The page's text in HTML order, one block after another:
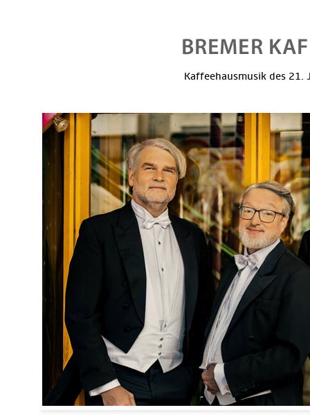
Kaffeehausmusik des 21.